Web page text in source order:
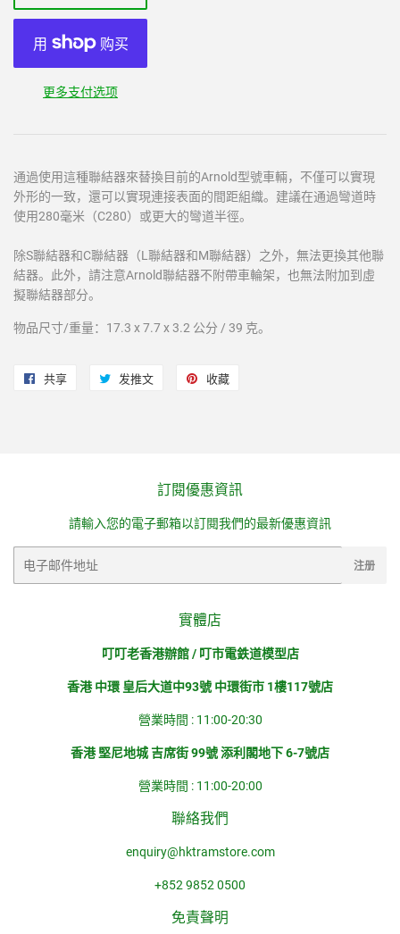
更多支付选项
通過使用這種聯結器來替換目前的Arnold型號車輛，不僅可以實現
外形的一致，還可以實現連接表面的間距組織。建議在通過彎道時
使用280毫米（C280）或更大的彎道半徑。
除S聯結器和C聯結器（L聯結器和M聯結器）之外，無法更換其他聯
結器。此外，請注意Arnold聯結器不附帶車輪架，也無法附加到虛
擬聯結器部分。
物品尺寸/重量：17.3 x 7.7 x 3.2 公分 / 39 克。
共享 发推文
推
收藏
上
訂閱優惠資訊
請輸入您的電子郵箱以訂閱我們的最新優惠資訊
注册
實體店
叮叮老香港辦館 / 叮市電鉄道模型店
香港 中環 皇后大道中93號 中環街市 1樓117號店
營業時間 : 11:00-20:30
香港 堅尼地城 吉席街 99號 添利閣地下 6-7號店
營業時間 : 11:00-20:00
聯絡我們
enquiry@hktramstore.com
+852 9852 0500
免責聲明